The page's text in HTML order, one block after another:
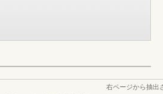
右ページから抽出